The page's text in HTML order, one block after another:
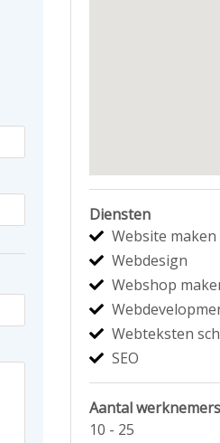
Diensten
Website maken
Webdesign
Webshop
Webteksten
SEO
Aantal werknemers
10 - 25